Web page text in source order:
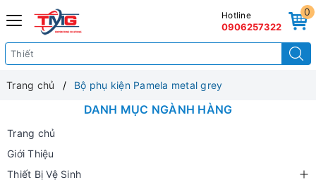
0
Hotline
0906257322
Trang chủ Bộ phụ kiện Pamela metal grey
DANH MỤC NGÀNH HÀNG
Trang chủ
Giới Thiệu
Thiết Bị Vệ Sinh